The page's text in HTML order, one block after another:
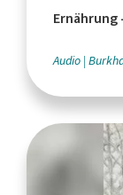
Ernährung
Audio